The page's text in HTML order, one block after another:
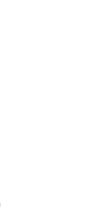
or brillant,